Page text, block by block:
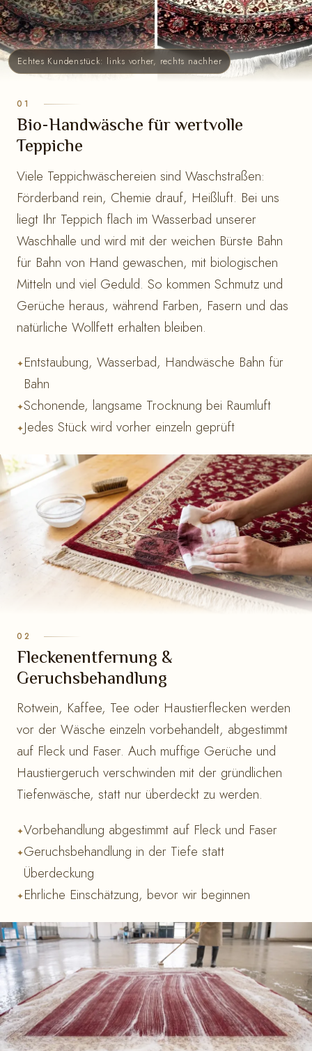
Echtes Kundenstück: links vorher, rechts nachher
Bio-Handwäsche für wertvolle
Teppiche
Viele Teppichwäschereien sind Waschstraßen:
Förderband rein, Chemie drauf, Heißluft. Bei uns
liegt Ihr Teppich flach im Wasserbad unserer
Waschhalle und wird mit der weichen Bürste Bahn
für Bahn von Hand gewaschen, mit biologischen
Mitteln und viel Geduld. So kommen Schmutz und
Gerüche heraus, während Farben, Fasern und das
natürliche Wollfett erhalten bleiben.
Entstaubung, Wasserbad, Handwäsche Bahn für
Bahn
Schonende, langsame Trocknung bei Raumluft
Jedes Stück wird vorher einzeln geprüft
Fleckenentfernung &
Geruchsbehandlung
Rotwein, Kaffee, Tee oder Haustierflecken werden
vor der Wäsche einzeln vorbehandelt, abgestimmt
auf Fleck und Faser. Auch muffige Gerüche und
Haustiergeruch verschwinden mit der gründlichen
Tiefenwäsche, statt nur überdeckt zu werden.
Vorbehandlung abgestimmt auf Fleck und Faser
Geruchsbehandlung in der Tiefe statt
Überdeckung
Ehrliche Einschätzung, bevor wir beginnen